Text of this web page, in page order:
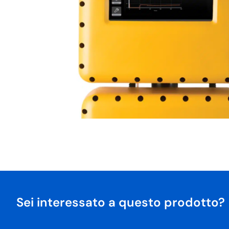
Sei interessato a questo prodotto?